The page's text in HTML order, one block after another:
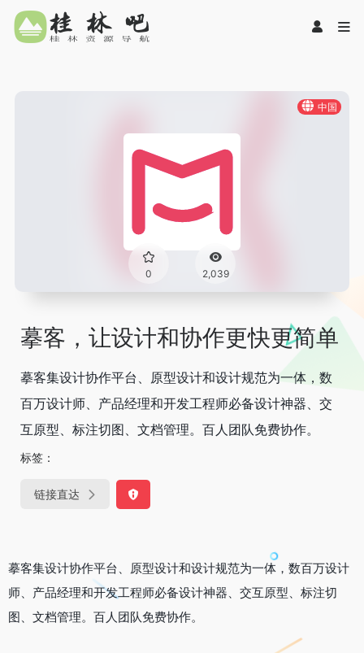
中国
0 2,039
摹客，让设计和协作更快更简单
摹客集设计协作平台、原型设计和设计规范为一体，数
百万设计师、产品经理和开发工程师必备设计神器、交
互原型、标注切图、文档管理。百人团队免费协作。
标签：
链接直达
摹客集设计协作平台、原型设计和设计规范为一体，数百万设计
师、产品经理和开发工程师必备设计神器、交互原型、标注切
图、文档管理。百人团队免费协作。